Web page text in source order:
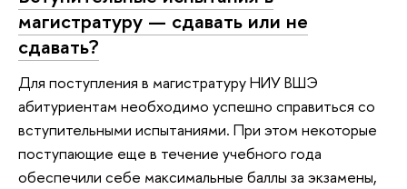
магистратуру — сдавать или не
сдавать?
Для поступления в магистратуру НИУ ВШЭ
абитуриентам необходимо успешно справиться со
вступительными испытаниями. При этом некоторые
поступающие еще в течение учебного года
обеспечили себе максимальные баллы за экзамены,